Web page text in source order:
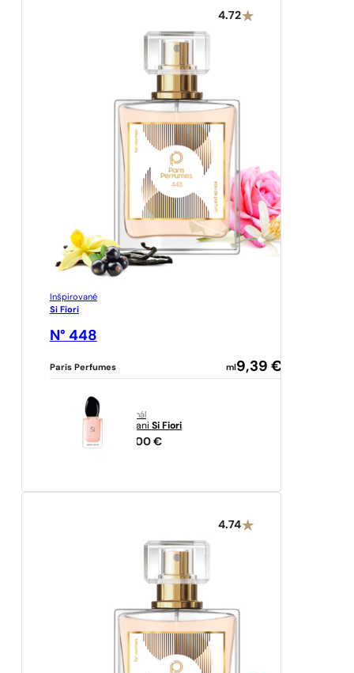
4.72
Inšpirované
Si Fiori
N° 448
Paris Perfumes ml 9,39 €
originál
Armani Si Fiori
141,00 €
4.74